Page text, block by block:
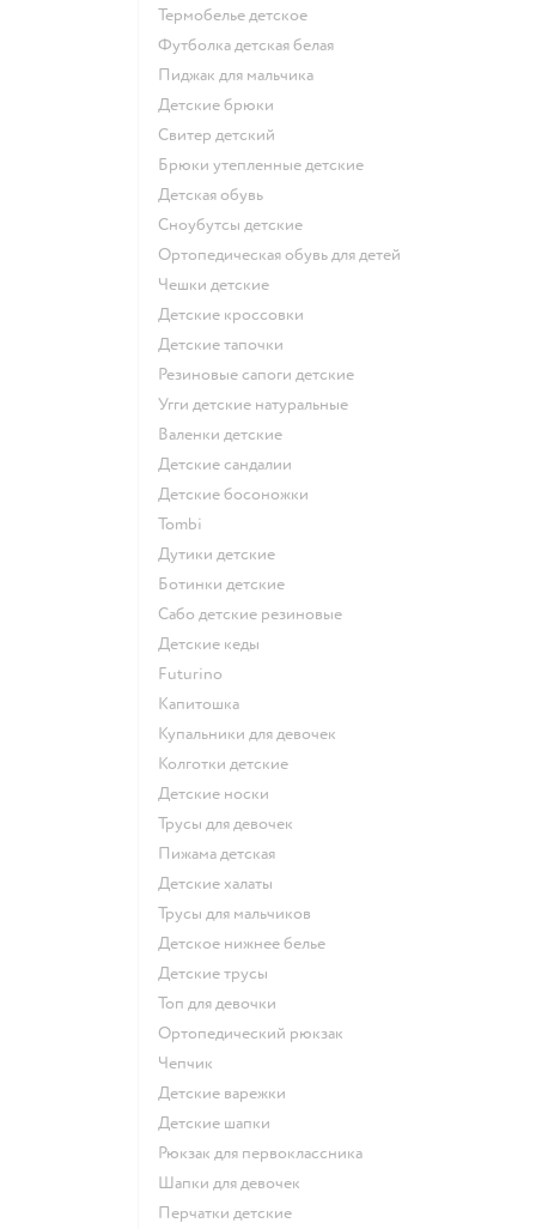
Термобелье детское
Футболка детская белая
Пиджак для мальчика
Детские брюки
Свитер детский
Брюки утепленные детские
Детская обувь
Сноубутсы детские
Ортопедическая обувь для детей
Чешки детские
Детские кроссовки
Детские тапочки
Резиновые сапоги детские
Угги детские натуральные
Валенки детские
Детские сандалии
Детские босоножки
Tombi
Дутики детские
Ботинки детские
Сабо детские резиновые
Детские кеды
Futurino
Капитошка
Купальники для девочек
Колготки детские
Детские носки
Трусы для девочек
Пижама детская
Детские халаты
Трусы для мальчиков
Детское нижнее белье
Детские трусы
Топ для девочки
Ортопедический рюкзак
Чепчик
Детские варежки
Детские шапки
Рюкзак для первоклассника
Шапки для девочек
Перчатки детские